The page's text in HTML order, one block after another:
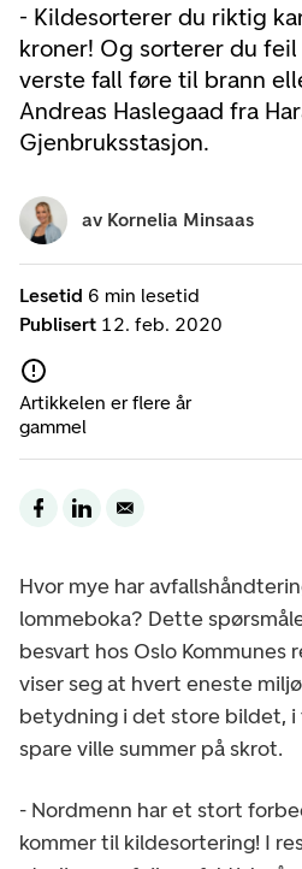
- Kildesorterer du riktig
kroner! Og sorterer du
verste fall føre til brann
Andreas Haslegaad fra
Gjenbruksstasjon.
Lesetid 6 min lesetid
Publisert 12. feb. 2020
Artikkelen er flere år
gammel
av Kornelia Minsaas
Hvor mye har
lommeboka? Dette
besvart hos Oslo Kommunes
viser seg at hvert eneste
betydning i det store bildet, i
spare ville summer på skrot.
- Nordmenn har et stort
kommer til kildesortering! I